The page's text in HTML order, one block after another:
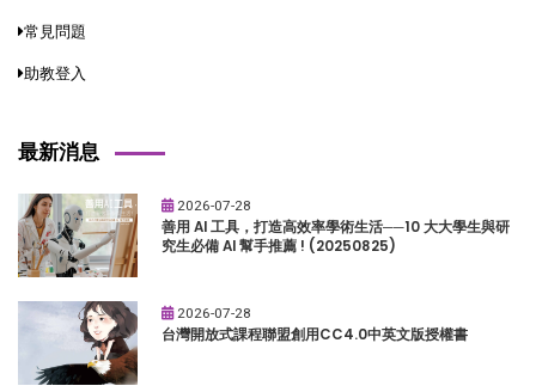
常見問題
助教登入
最新消息
2026-07-28
善用 AI 工具，打造高效率學術生活──10 大大學生與研
究生必備 AI 幫手推薦 ! (20250825)
2026-07-28
台灣開放式課程聯盟創用CC4.0中英文版授權書